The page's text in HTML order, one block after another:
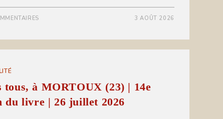
3 AOÛT 2026
tous, à MORTOUX (23) | 14e
du livre | 26 juillet 2026